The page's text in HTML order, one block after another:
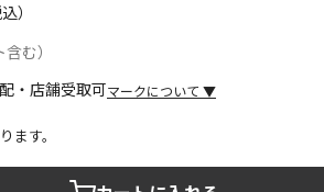
）
む）
マークについて ▼
を選択できる商品です
ます。